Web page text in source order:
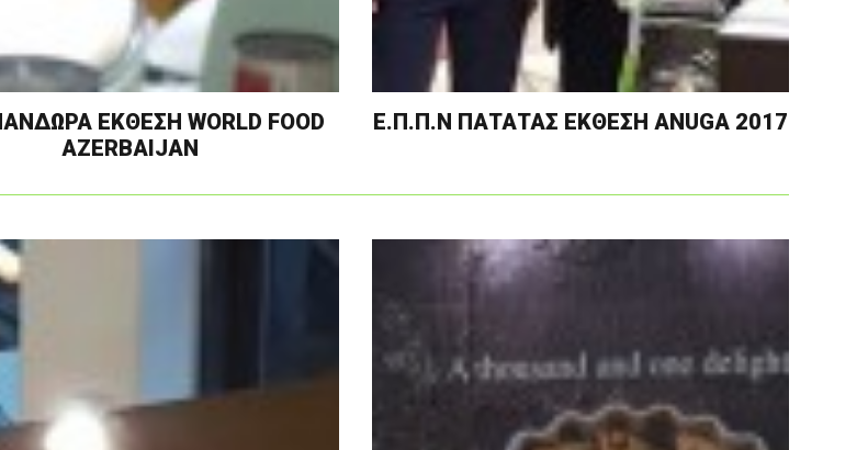
ΕΚΘΕΣΗ WORLD FOOD
AZERBAIJAN
Ε.Π.Π.Ν ΠΑΤΑΤΑΣ ΕΚΘΕΣΗ ANUGA 2017